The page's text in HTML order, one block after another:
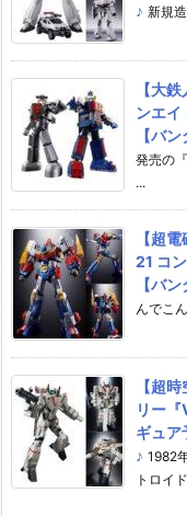
♪ 新規
【大
ンエ
【バ
発売の
...
【超
21 コ
【バ
んでこ
【超
リー
ギュア
♪ 1982
トロイ